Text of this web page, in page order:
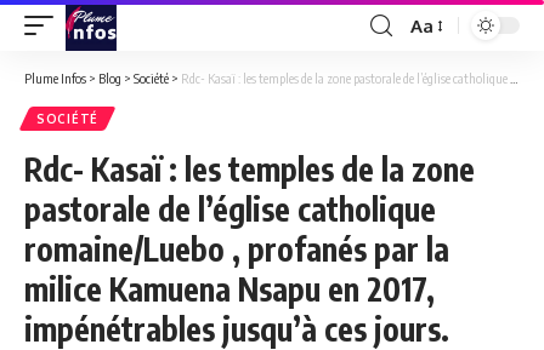
Font
Resizer
Aa
Plume Infos > Blog > Société > Rdc- Kasaï : les temples de la zone pastorale de l’église catholique romaine/Luebo , profanés par la milice Kamuena Nsapu en 2017, impénétrables jusqu’à ces jours.
SOCIÉTÉ
Rdc- Kasaï : les temples de la zone
pastorale de l’église catholique
romaine/Luebo , profanés par la
milice Kamuena Nsapu en 2017,
impénétrables jusqu’à ces jours.